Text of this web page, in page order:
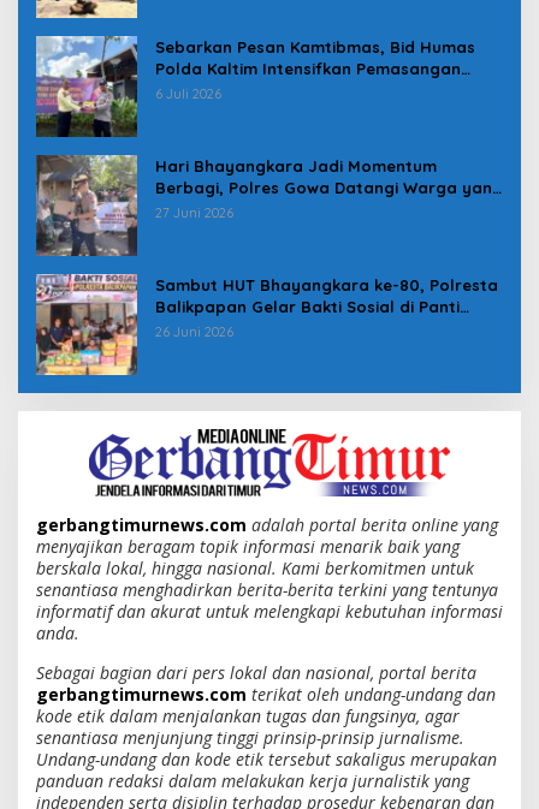
Sebarkan Pesan Kamtibmas, Bid Humas
Polda Kaltim Intensifkan Pemasangan
Spanduk serta Pembagian Stiker
6 Juli 2026
Hari Bhayangkara Jadi Momentum
Berbagi, Polres Gowa Datangi Warga yang
Membutuhkan
27 Juni 2026
Sambut HUT Bhayangkara ke-80, Polresta
Balikpapan Gelar Bakti Sosial di Panti
Asuhan Jabal Rahmah
26 Juni 2026
gerbangtimurnews.com adalah portal berita online yang
menyajikan beragam topik informasi menarik baik yang
berskala lokal, hingga nasional. Kami berkomitmen untuk
senantiasa menghadirkan berita-berita terkini yang tentunya
informatif dan akurat untuk melengkapi kebutuhan informasi
anda.
Sebagai bagian dari pers lokal dan nasional, portal berita
gerbangtimurnews.com terikat oleh undang-undang dan
kode etik dalam menjalankan tugas dan fungsinya, agar
senantiasa menjunjung tinggi prinsip-prinsip jurnalisme.
Undang-undang dan kode etik tersebut sakaligus merupakan
panduan redaksi dalam melakukan kerja jurnalistik yang
independen serta disiplin terhadap prosedur kebenaran dan